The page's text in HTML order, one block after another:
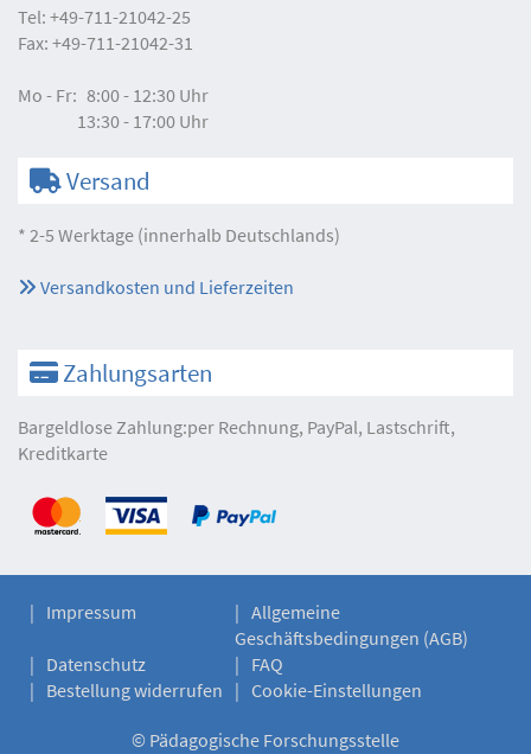
Tel: +49-711-21042-25
Fax: +49-711-21042-31
Mo - Fr: 8:00 - 12:30 Uhr
13:30 - 17:00 Uhr
Versand
* 2-5 Werktage (innerhalb Deutschlands)
Versandkosten und Lieferzeiten
Zahlungsarten
Bargeldlose Zahlung:per Rechnung, PayPal, Lastschrift,
Kreditkarte
Impressum
Allgemeine
Geschäftsbedingungen (AGB)
Datenschutz
FAQ
Bestellung widerrufen
Cookie-Einstellungen
© Pädagogische Forschungsstelle